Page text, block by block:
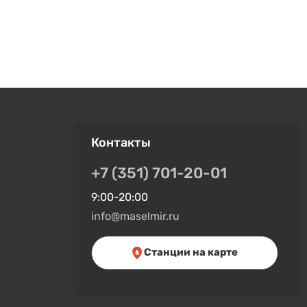
Контакты
+7 (351) 701-20-01
9:00-20:00
info@maselmir.ru
Станции на карте